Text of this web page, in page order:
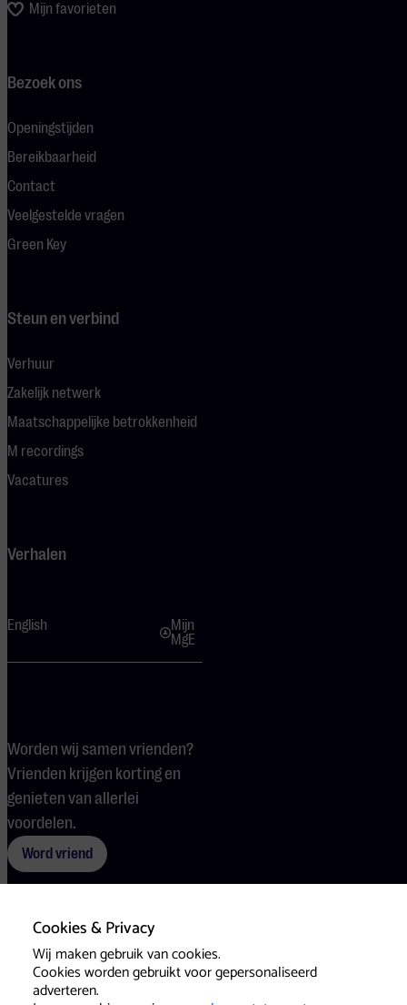
Cookies & Privacy
Wij maken gebruik van cookies.
Cookies worden gebruikt voor gepersonaliseerd
adverteren.
Mijn favorieten
Bezoek ons
Openingstijden
Bereikbaarheid
Contact
Veelgestelde vragen
Green Key
Steun en verbind
Verhuur
Zakelijk netwerk
Maatschappelijke betrokkenheid
M recordings
Vacatures
Verhalen
English
Mijn
MgE
Worden wij samen vrienden?
Vrienden krijgen korting en
genieten van allerlei
voordelen.
Word vriend
Voorwaarden CookiesPers